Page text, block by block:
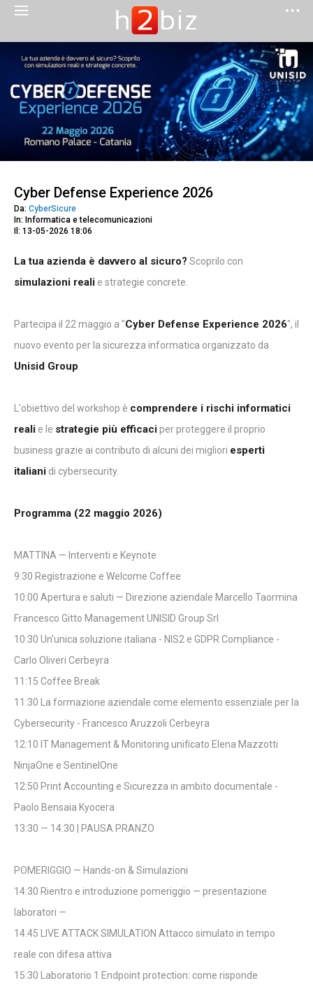
Cyber Defense Experience 2026
Da: CyberSicure
In: Informatica e telecomunicazioni
Il: 13-05-2026 18:06
La tua azienda è davvero al sicuro? Scoprilo con
simulazioni reali e strategie concrete.
Partecipa il 22 maggio a "Cyber Defense Experience 2026", il
nuovo evento per la sicurezza informatica organizzato da
Unisid Group
L'obiettivo del workshop è comprendere i rischi informatici
reali e le strategie più efficaciper proteggere il proprio
business grazie ai contributo di alcuni dei migliori esperti
italiani di cybersecurity.
Programma (22 maggio 2026)
MATTINA — Interventi e Keynote
9:30 Registrazione e Welcome Coffee
10:00 Apertura e saluti — Direzione aziendale Marcello Taormina
Francesco Gitto Management UNISID Group Srl
10:30 Un'unica soluzione italiana - NIS2 e GDPR Compliance -
Carlo Oliveri Cerbeyra
11:15 Coffee Break
11:30 La formazione aziendale come elemento essenziale per la
Cybersecurity - Francesco Aruzzoli Cerbeyra
12:10 IT Management & Monitoring unificato Elena Mazzotti
NinjaOne e SentinelOne
12:50 Print Accounting e Sicurezza in ambito documentale -
Paolo Bensaia Kyocera
13:30 — 14:30 | PAUSA PRANZO
POMERIGGIO — Hands-on & Simulazioni
14:30 Rientro e introduzione pomeriggio — presentazione
laboratori —
14:45 LIVE ATTACK SIMULATION Attacco simulato in tempo
reale con difesa attiva
15:30 Laboratorio 1 Endpoint protection: come risponde